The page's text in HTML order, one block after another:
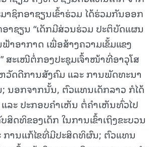
າຊິກອາຊຽນເຂົ້າຮ່ວມ ໄດ້ຮ່ວມກັນອອກ
າຊຽນ “ເດັກມີສ່ວນຮ່ວມ ປະຕິບັດແຜນ
າອາກາດ ເພື່ອສ້າງຄວາມເຂັ້ມແຂງ
ສະເໜີຕໍ່ກອງປະຊຸມເຈົ້າໜ້າທີ່ອາວຸໂສ
ວັດດີການສັງຄົມ ແລະ ການພັດທະນາ
ນອກຈາກນັ້ນ, ຕົວແທນເດັກລາວ ກໍໄດ້
ລະ ປະກອບຄໍາເຫັນ ຕໍ່ຄໍາເຫັນທົ່ວໄປ
ສິດທິຂອງເດັກ ໃນການເຂົ້າເຖິງຂະບວນ
ການແກ້ໄຂທີ່ມີປະສິດທິຜົນ; ຕົວແທນ